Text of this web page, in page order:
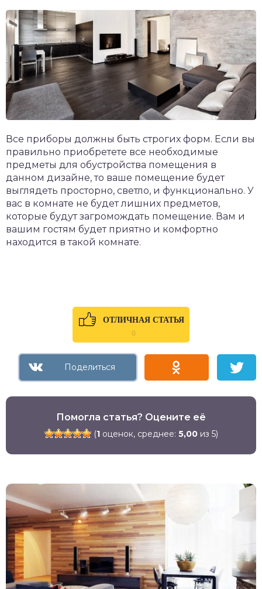
Все приборы должны быть строгих форм. Если вы
правильно приобретете все необходимые
предметы для обустройства помещения в
данном дизайне, то ваше помещение будет
выглядеть просторно, светло, и функционально. У
вас в комнате не будет лишних предметов,
которые будут загромождать помещение. Вам и
вашим гостям будет приятно и комфортно
находится в такой комнате.
ОТЛИЧНАЯ СТАТЬЯ
0
Помогла статья? Оцените её
(1оценок, среднее: 5,00из 5)